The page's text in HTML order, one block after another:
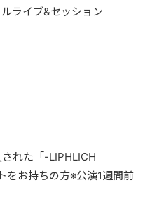
ライブ&セッション
れた「-LIPHLICH
お持ちの方※公演1週間前